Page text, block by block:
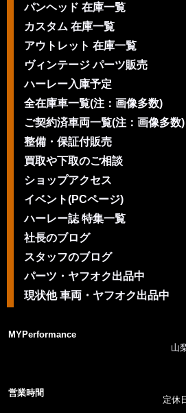
パンヘッド 在庫一覧
カスタム 在庫一覧
アウトレット 在庫一覧
ヴィンテージ パーツ販売
ハーレー入庫予定
全在庫車一覧(注：画像多数)
ご契約済車両一覧(注：画像多数)
整備・保証付販売
買取や下取のご相談
ショップアクセス
イベント(PCページ)
ハーレー誌 特集一覧
社長のブログ
スタッフのブログ
パーツ・ヤフオク出品中
現状他 車両・ヤフオク出品中
MYPerformance
山
営業時間
定休